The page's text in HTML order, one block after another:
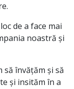
de a face mai
noastră și
să învățăm și să
și insităm în a